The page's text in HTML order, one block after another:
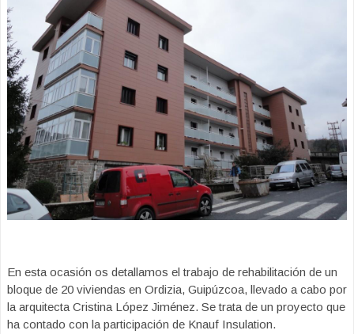
En esta ocasión os detallamos el trabajo de rehabilitación de un
bloque de 20 viviendas en Ordizia, Guipúzcoa, llevado a cabo por
la arquitecta Cristina López Jiménez. Se trata de un proyecto que
ha contado con la participación de Knauf Insulation.